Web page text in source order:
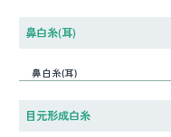
鼻白糸(耳)
鼻白糸(耳)
目元形成白糸